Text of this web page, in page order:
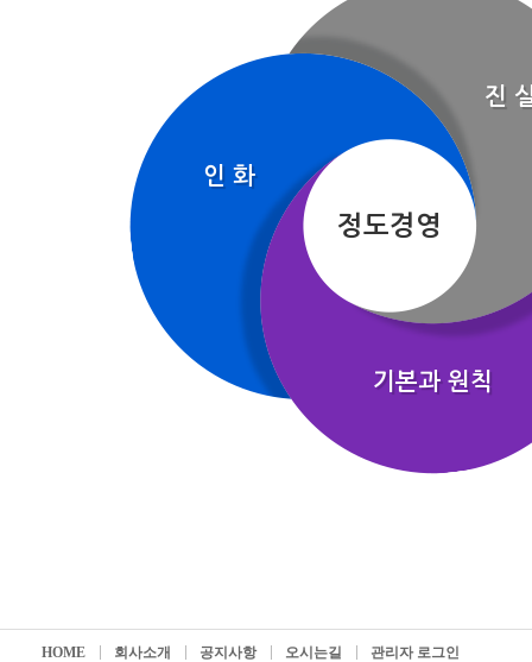
정도경영
인 화
진
기본과 원칙
HOME 회사소개 공지사항 오시는길 관리자 로그인